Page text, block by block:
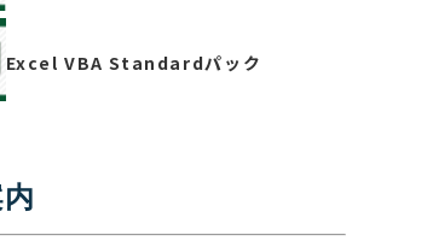
Excel VBA Standardパック